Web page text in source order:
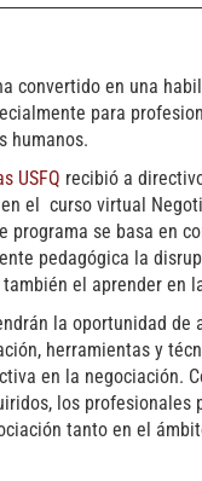
convertido en una
para
humanos.
USFQ recibió a
el curso virtual
programa se basa en
pedagógica la
el aprender en
la oportunidad de
herramientas y
en la negociación.
los profesionales
tanto en el